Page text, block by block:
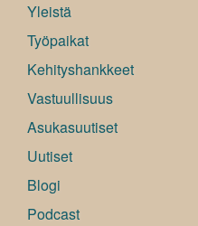
Yleistä
Työpaikat
Kehityshankkeet
Vastuullisuus
Asukasuutiset
Uutiset
Blogi
Podcast